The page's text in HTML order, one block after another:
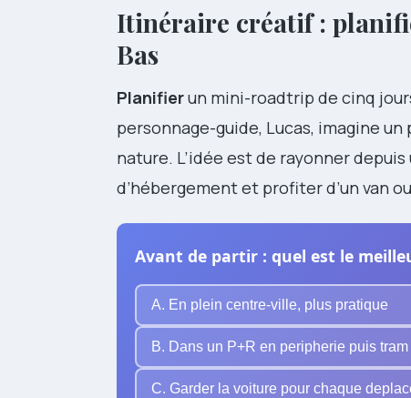
Itinéraire créatif :
Bas
Planifierun mini-roadtrip de cinq
personnage-guide, Lucas, imagine
nature. L’idée est de rayonner
d’hébergement et profiter d’un van
Avant de partir : quel est le
A. En plein centre-ville, plus pratique
B. Dans un P+R en peripherie puis tram
C. Garder la voiture pour chaque